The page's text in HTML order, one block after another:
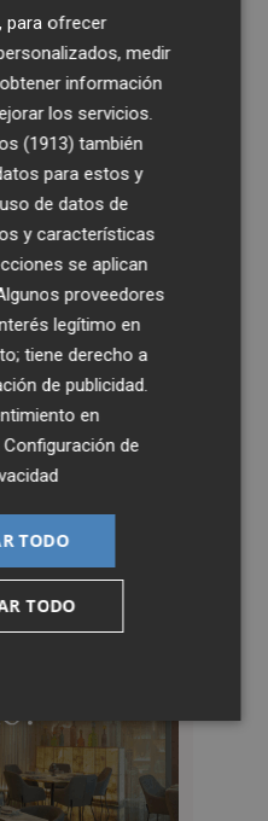
para ofrecer
medir
información
los servicios.
(1913) también
para estos y
de datos de
y características
se aplican
proveedores
legítimo en
tiene derecho a
de publicidad
en
Configuración de
TODO
TODO